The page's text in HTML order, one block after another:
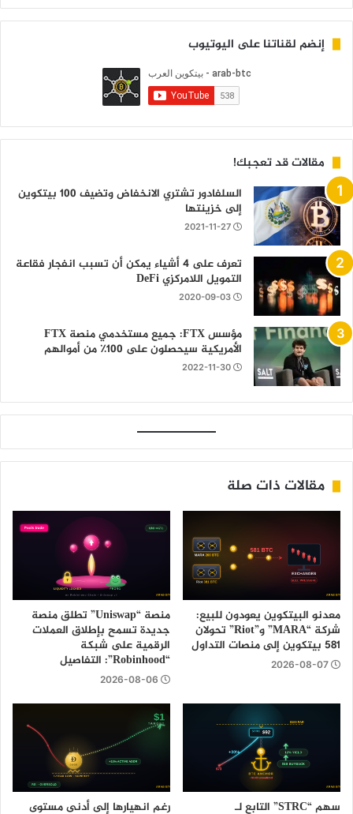
إنضم لقناتنا على اليوتيوب
مقالات قد تعجبك!
السلفادور تشتري الانخفاض وتضيف 100 بيتكوين
إلى خزينتها
2021-11-27
تعرف على 4 أشياء يمكن أن تسبب انفجار فقاعة
التمويل اللامركزي DeFi
2020-09-03
مؤسس FTX: جميع مستخدمي منصة FTX
الأمريكية سيحصلون على 100٪ من أموالهم
2022-11-30
مقالات ذات صلة
معدنو البيتكوين يعودون للبيع:
شركة “MARA” و”Riot” تحولان
581 بيتكوين إلى منصات التداول
2026-08-07
منصة “Uniswap” تطلق منصة
جديدة تسمح بإطلاق العملات
الرقمية على شبكة
“Robinhood”: التفاصيل
2026-08-06
سهم “STRC” التابع لـ
رغم انهيارها إلى أدنى مستوى